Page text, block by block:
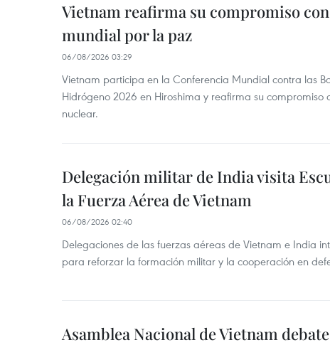
Vietnam reafirma su compromiso
mundial por la paz
06/08/2026 03:29
Vietnam participa en la Conferencia Mundial contra las
Hidrógeno 2026 en Hiroshima y reafirma su compromiso
nuclear.
Delegación militar de India visita
la Fuerza Aérea de Vietnam
06/08/2026 02:40
Delegaciones de las fuerzas aéreas de Vietnam e India
para reforzar la formación militar y la cooperación en
Asamblea Nacional de Vietnam